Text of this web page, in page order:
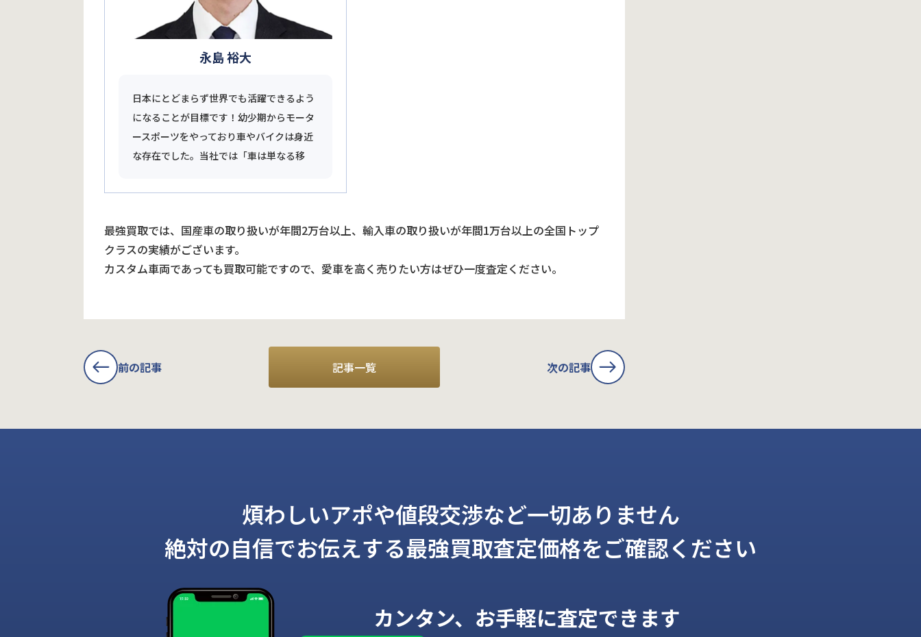
永島 裕大
日本にとどまらず世界でも活躍できるよう
になることが目標です！幼少期からモータ
ースポーツをやっており車やバイクは身近
な存在でした。当社では「車は単なる移
最強買取では、国産車の取り扱いが年間2万台以上、輸入車の取り扱いが年間1万台以上の全国トップ
クラスの実績がございます。
カスタム車両であっても買取可能ですので、愛車を高く売りたい方はぜひ一度査定ください。
前の記事 記事一覧 次の記事
煩わしいアポや値段交渉など一切ありません
絶対の自信でお伝えする最強買取査定価格をご確認ください
カンタン、お手軽に査定できます